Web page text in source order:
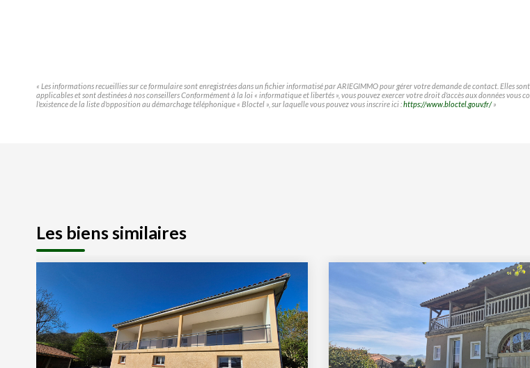
« Les informations recueillies sur ce formulaire sont enregistrées dans un fichier informatisé par ARIEGIMMO pour gérer votre demande de contact. Elles
applicables et sont destinées à nos conseillers Conformément à la loi « informatique et libertés », vous pouvez exercer votre droit d'accès aux données
l'existence de la liste d'opposition au démarchage téléphonique « Bloctel », sur laquelle vous pouvez vous inscrire ici :https://www.bloctel.gouv.fr/»
Les biens similaires